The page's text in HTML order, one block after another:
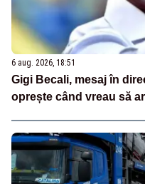
6 aug. 2026, 18:51
Gigi Becali, mesaj în
oprește când vreau să